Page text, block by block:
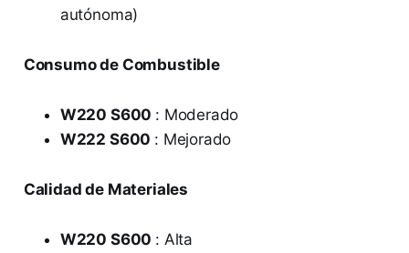
autónoma)
Consumo de Combustible
W220 S600 : Moderado
W222 S600 : Mejorado
Calidad de Materiales
W220 S600 : Alta